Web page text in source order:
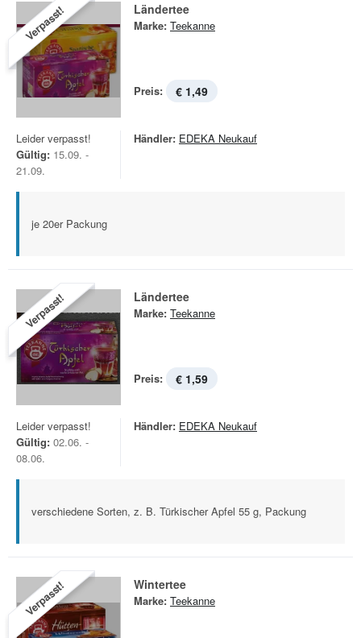
Verpasst! Ländertee
Marke: Teekanne
Preis: € 1,49
Leider verpasst!
Gültig: 15.09. -
21.09.
Händler: EDEKA Neukauf
je 20er Packung
Verpasst! Ländertee
Marke: Teekanne
Preis: € 1,59
Leider verpasst!
Gültig: 02.06. -
08.06.
Händler: EDEKA Neukauf
verschiedene Sorten, z. B. Türkischer Apfel 55 g, Packung
Verpasst! Wintertee
Marke: Teekanne